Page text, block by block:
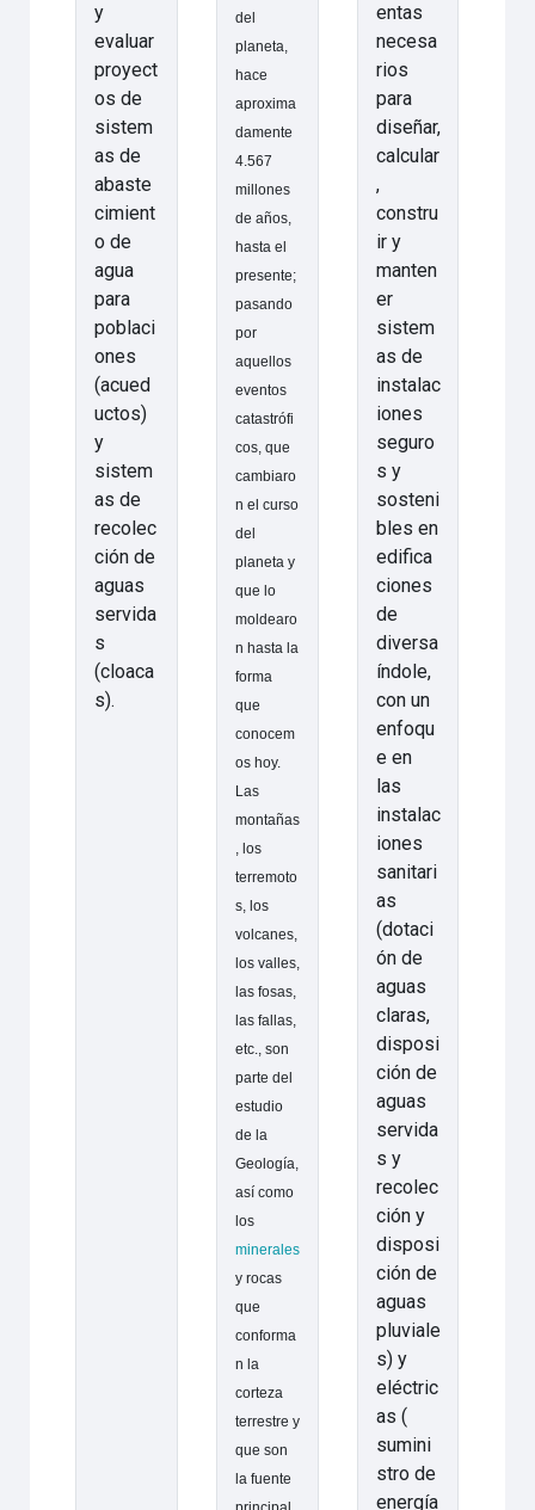
y
evaluar
proyect
os de
sistem
as de
abaste
cimient
o de
agua
para
poblaci
ones
(acued
uctos)
y
sistem
as de
recolec
ción de
aguas
servida
s
(cloaca
s).
del
planeta,
hace
aproxima
damente
4.567
millones
de años,
hasta el
presente;
pasando
por
aquellos
eventos
catastrófi
cos, que
cambiaro
n el curso
del
planeta y
que lo
moldearo
n hasta la
forma
que
conocem
os hoy.
Las
montañas
, los
terremoto
s, los
volcanes,
los valles,
las fosas,
las fallas,
etc., son
parte del
estudio
de la
Geología,
así como
los
minerales
y rocas
que
conforma
n la
corteza
terrestre y
que son
la fuente
entas
necesa
rios
para
diseñar,
calcular
,
constru
ir y
manten
er
sistem
as de
instalac
iones
seguro
s y
sosteni
bles en
edifica
ciones
de
diversa
índole,
con un
enfoqu
e en
las
instalac
iones
sanitari
as
(dotaci
ón de
aguas
claras,
disposi
ción de
aguas
servida
s y
recolec
ción y
disposi
ción de
aguas
pluviale
s) y
eléctric
as (
sumini
stro de
energía